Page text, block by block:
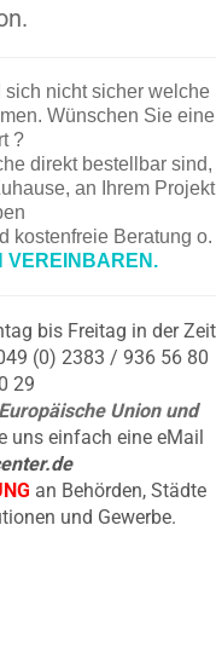
sich nicht sicher welche
Wünschen Sie eine
?
direkt bestellbar sind,
an Ihrem Projekt
kostenfreie Beratung o.
VEREINBAREN.
bis Freitag in der Zeit
(0) 2383 / 936 56 80
29
Union und
uns einfach eine eMail
an Behörden, Städte
und Gewerbe.